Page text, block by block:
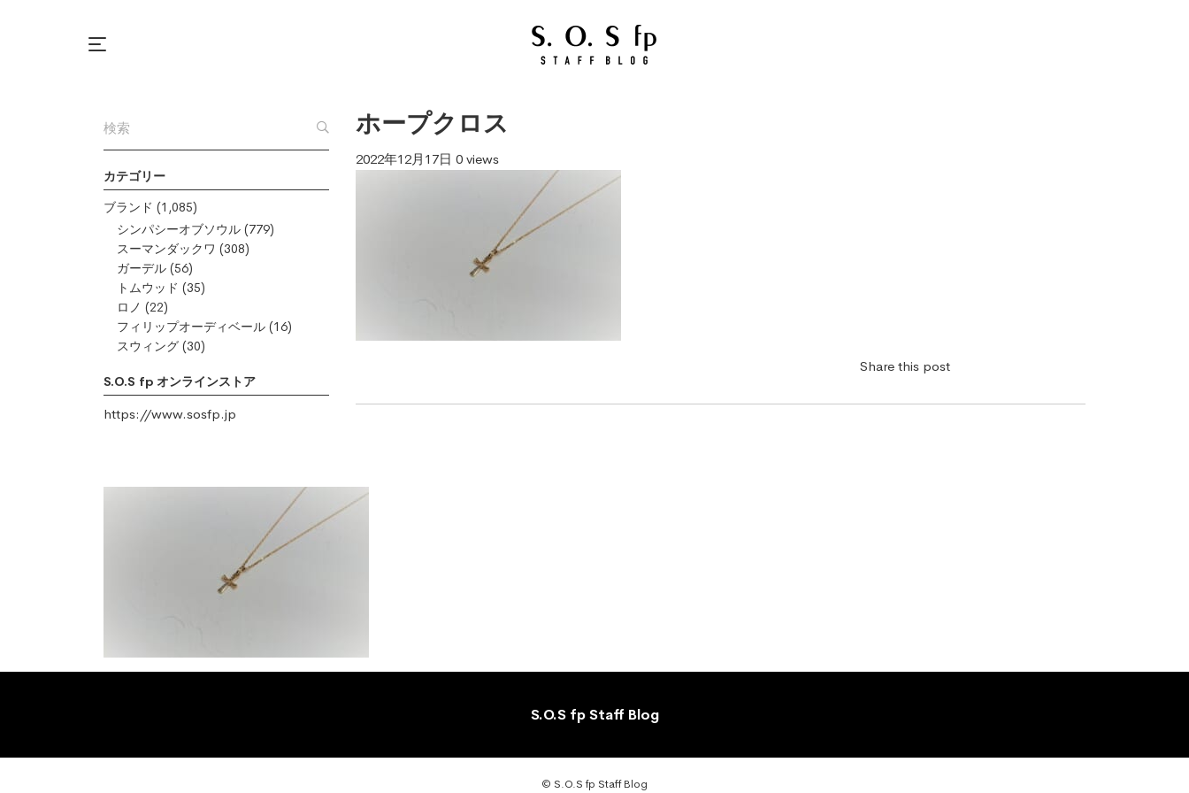
カテゴリー
ブランド (1,085)
シンパシーオブソウル (779)
スーマンダックワ (308)
ガーデル (56)
トムウッド (35)
ロノ (22)
フィリップオーディベール (16)
スウィング (30)
S.O.S fp オンラインストア
https://www.sosfp.jp
ホープクロス
2022年12月17日 0 views
Share this post
S.O.S fp Staff Blog
© S.O.S fp Staff Blog